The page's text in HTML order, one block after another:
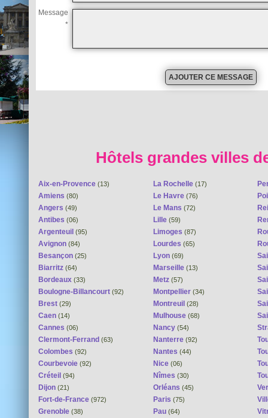
Message
*
Hôtels grandes villes
Aix-en-Provence (13)
Amiens (80)
Angers (49)
Antibes (06)
Argenteuil (95)
Avignon (84)
Besançon (25)
Biarritz (64)
Bordeaux (33)
Boulogne-Billancourt (92)
Brest (29)
Caen (14)
Cannes (06)
Clermont-Ferrand (63)
Colombes (92)
Courbevoie (92)
Créteil (94)
Dijon (21)
Fort-de-France (972)
Grenoble (38)
La Rochelle (17)
Le Havre (76)
Le Mans (72)
Lille (59)
Limoges (87)
Lourdes (65)
Lyon (69)
Marseille (13)
Metz (57)
Montpellier (34)
Montreuil (28)
Mulhouse (68)
Nancy (54)
Nanterre (92)
Nantes (44)
Nice (06)
Nîmes (30)
Orléans (45)
Paris (75)
Pau (64)